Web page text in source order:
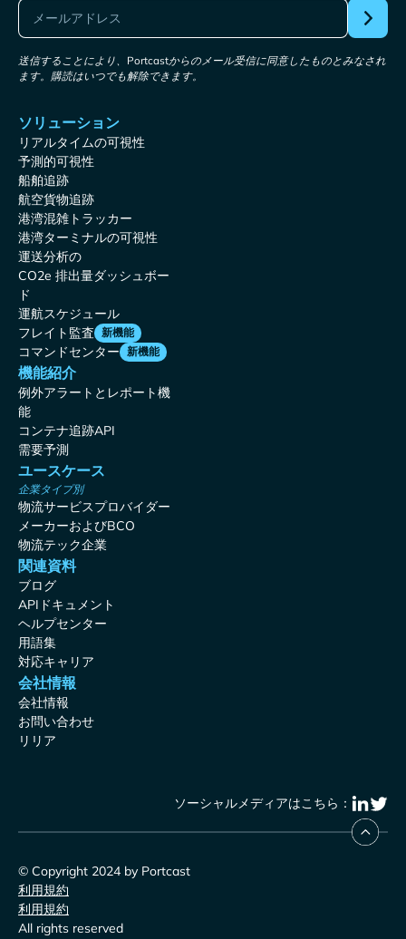
送信することにより、Portcastからのメール受信に同意したものとみなされ
ます。購読はいつでも解除できます。
ソリューション
リアルタイムの可視性
予測的可視性
船舶追跡
航空貨物追跡
港湾混雑トラッカー
港湾ターミナルの可視性
運送分析の
CO2e 排出量ダッシュボー
ド
運航スケジュール
フレイト監査 新機能
コマンドセンター 新機能
機能紹介
例外アラートとレポート機
能
コンテナ追跡API
需要予測
ユースケース
企業タイプ別
物流サービスプロバイダー
メーカーおよびBCO
物流テック企業
関連資料
ブログ
APIドキュメント
ヘルプセンター
用語集
対応キャリア
会社情報
会社情報
お問い合わせ
リリア
ソーシャルメディアはこちら：
© Copyright 2024 by Portcast
利用規約
利用規約
All rights reserved